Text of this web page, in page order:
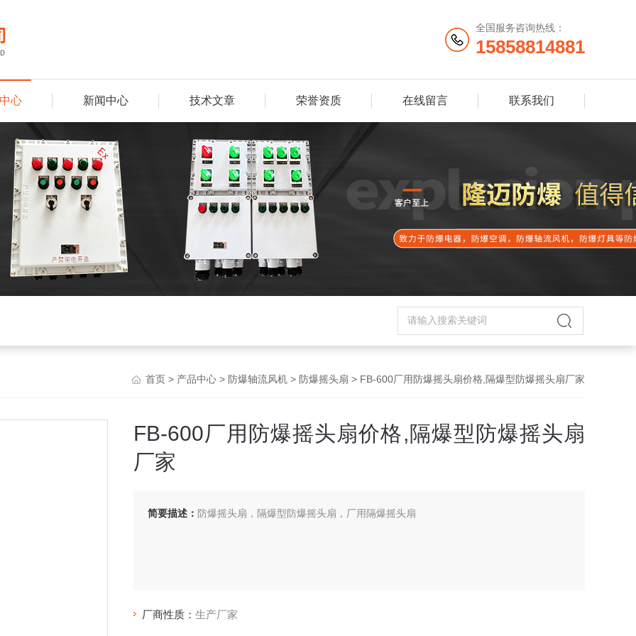
全国服务咨询热线：
15858814881
心 新闻中心 技术文章 荣誉资质 在线留言 联系我们
首页 > 产品中心 > 防爆轴流风机 > 防爆摇头扇 > FB-600厂用防爆摇头扇价格,隔爆型防爆摇头扇厂家
FB-600厂用防爆摇头扇价格,隔爆型防爆摇头扇
厂家
简要描述： 防爆摇头扇，隔爆型防爆摇头扇，厂用隔爆摇头扇
厂商性质： 生产厂家